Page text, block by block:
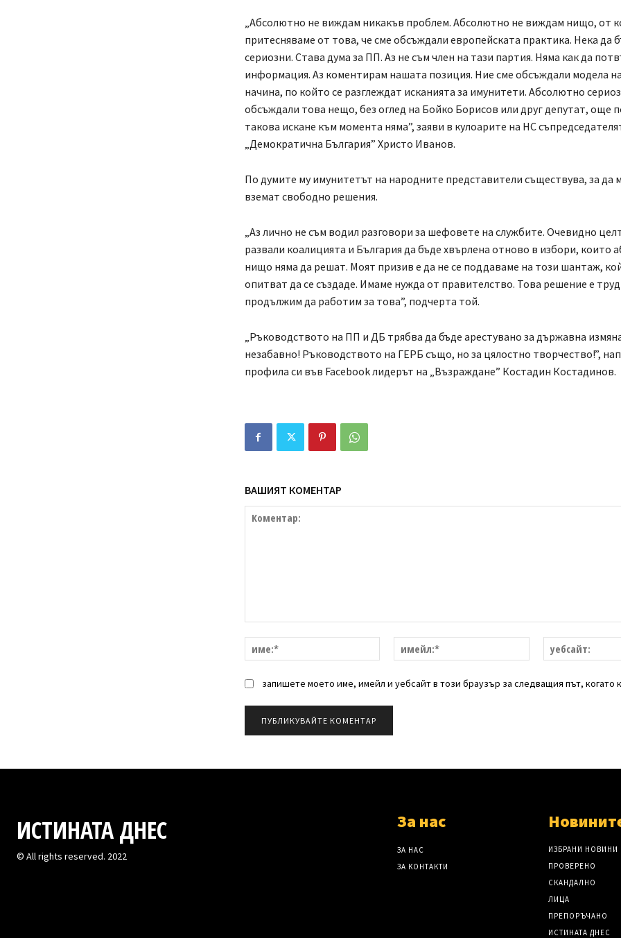
„Абсолютно не виждам никакъв проблем. Абсолютно не виждам нищо, от
притесняваме от това, че сме обсъждали европейската практика. Нека да
сериозни. Става дума за ПП. Аз не съм член на тази партия. Няма как да
информация. Аз коментирам нашата позиция. Ние сме обсъждали модела
начина, по който се разглеждат исканията за имунитети. Абсолютно
обсъждали това нещо, без оглед на Бойко Борисов или друг депутат, още
такова искане към момента няма”, заяви в кулоарите на НС
„Демократична България” Христо Иванов.
По думите му имунитетът на народните представители съществува, за да
вземат свободно решения.
„Аз лично не съм водил разговори за шефовете на службите. Очевидно
развали коалицията и България да бъде хвърлена отново в избори, които
нищо няма да решат. Моят призив е да не се поддаваме на този шантаж,
опитват да се създаде. Имаме нужда от правителство. Това решение е
продължим да работим за това”, подчерта той.
„Ръководството на ПП и ДБ трябва да бъде арестувано за държавна
незабавно! Ръководството на ГЕРБ също, но за цялостно творчество!”,
профила си във Facebook лидерът на „Възраждане” Костадин Костадинов.
ВАШИЯТ КОМЕНТАР
имейл:*
запишете моето име, имейл и уебсайт в този браузър за следващия път, когато
ИСТИНАТА ДНЕС
© All rights reserved. 2022
За нас
ЗА НАС
ЗА КОНТАКТИ
ИЗБРАНИ НОВИНИ
ПРОВЕРЕНО
СКАНДАЛНО
ЛИЦА
ПРЕПОРЪЧАНО
ИСТИНАТА ДНЕС